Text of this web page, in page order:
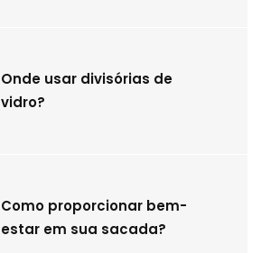
Onde usar divisórias de
vidro?
Como proporcionar bem-
estar em sua sacada?